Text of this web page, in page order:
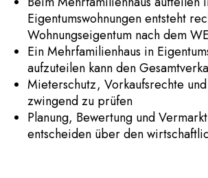
Eigentumswohnungenentsteht
Wohnungseigentum nach dem
EinMehrfamilienhaus in
aufzuteilen kann den
Mieterschutz, Vorkaufsrechte
zwingend zu prüfen
Planung, Bewertung und
entscheiden über den